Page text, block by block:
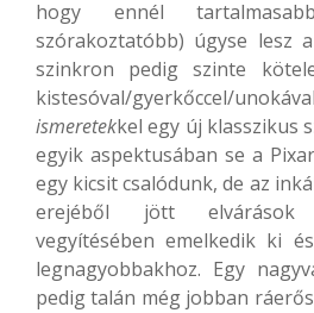
hogy ennél
szórakoztatóbb) úgyse lesz
szinkron pedig szinte
kistesóval/gyerkőccel/
ismeretekkel egy új klasszikus
egyik aspektusában se a
egy kicsit csalódunk, de az
erejéből jött elvárások
vegyítésében emelkedik ki
legnagyobbakhoz. Egy
pedig talán még jobban